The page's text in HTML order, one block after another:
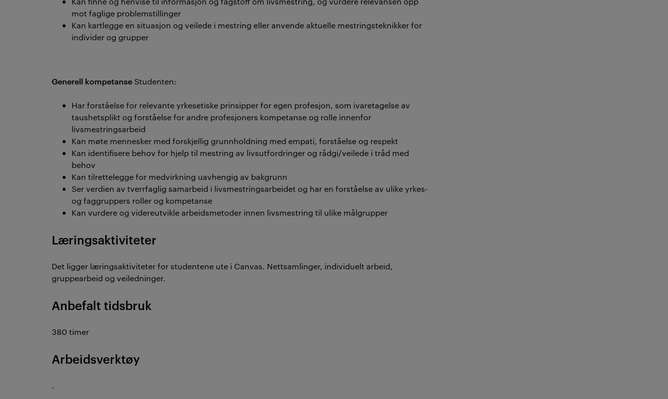
mot faglige problemstillinger
Kan kartlegge en situasjon og veilede i mestring eller anvende aktuelle mestringsteknikker for
individer og grupper
Generell kompetanse Studenten:
Har forståelse for relevante yrkesetiske prinsipper for egen profesjon, som ivaretagelse av
taushetsplikt og forståelse for andre profesjoners kompetanse og rolle innenfor
livsmestringsarbeid
Kan møte mennesker med forskjellig grunnholdning med empati, forståelse og respekt
Kan identifisere behov for hjelp til mestring av livsutfordringer og rådgi/veilede i tråd med
behov
Kan tilrettelegge for medvirkning uavhengig av bakgrunn
Ser verdien av tverrfaglig samarbeid i livsmestringsarbeidet og har en forståelse av ulike yrkes-
og faggruppers roller og kompetanse
Kan vurdere og videreutvikle arbeidsmetoder innen livsmestring til ulike målgrupper
Læringsaktiviteter
Det ligger læringsaktiviteter for studentene ute i Canvas. Nettsamlinger, individuelt arbeid,
gruppearbeid og veiledninger.
Anbefalt tidsbruk
380 timer
Arbeidsverktøy
.